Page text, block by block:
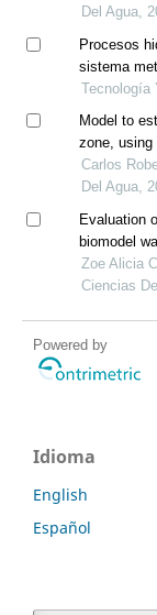
Del Agua,
Procesos
sistema
de juárez,
Tecnología
Model to
zone, using
Carlos
Del Agua,
Evaluation
biomodel
Zoe Alicia
Ciencias
Powered by
Idioma
English
Español